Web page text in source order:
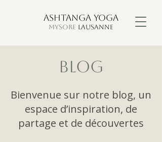
ASHTANGA YOGA
MYSORE LAUSANNE
Blog
Bienvenue sur notre blog, un
espace d’inspiration, de
partage et de découvertes